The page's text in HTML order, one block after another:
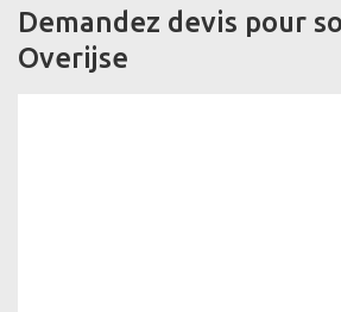
Demandez devis pour
Overijse